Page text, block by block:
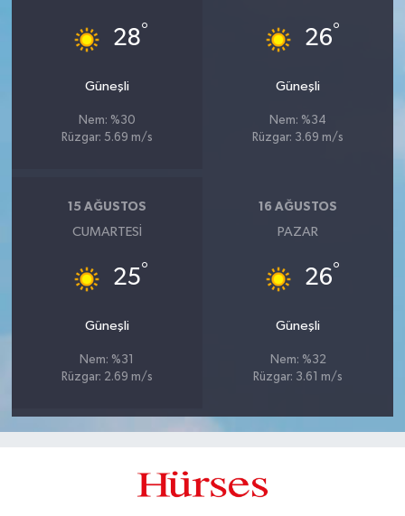
28°
Güneşli
Nem: %30
Rüzgar: 5.69 m/s
26°
Güneşli
Nem: %34
Rüzgar: 3.69 m/s
15 AĞUSTOS
CUMARTESI
25°
Güneşli
Nem: %31
Rüzgar: 2.69 m/s
16 AĞUSTOS
PAZAR
26°
Güneşli
Nem: %32
Rüzgar: 3.61 m/s